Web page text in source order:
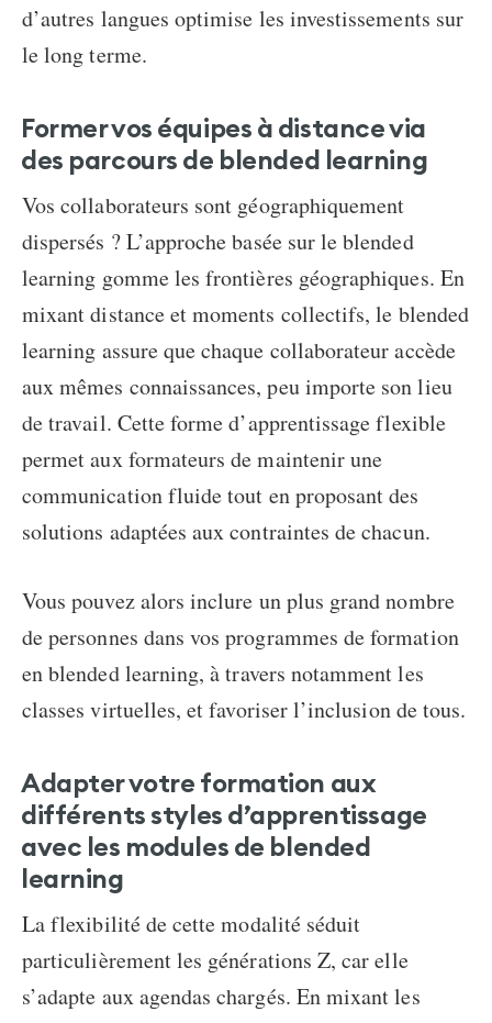
d’autres langues optimise les investissements sur
le long terme.
Former vos équipes à distance via
des parcours de blended learning
Vos collaborateurs sont géographiquement
dispersés ? L’approche basée sur le blended
learning gomme les frontières géographiques. En
mixant distance et moments collectifs, le blended
learning assure que chaque collaborateur accède
aux mêmes connaissances, peu importe son lieu
de travail. Cette forme d’apprentissage flexible
permet aux formateurs de maintenir une
communication fluide tout en proposant des
solutions adaptées aux contraintes de chacun.
Vous pouvez alors inclure un plus grand nombre
de personnes dans vos programmes deformation
en blended learning, à travers notamment les
classes virtuelles, et favoriser l’inclusion de tous.
Adapter votre formation aux
différents styles d’apprentissage
avec les modules de blended
learning
La flexibilité de cette modalité séduit
particulièrement les générations Z, car elle
s’adapte aux agendas chargés. En mixant les